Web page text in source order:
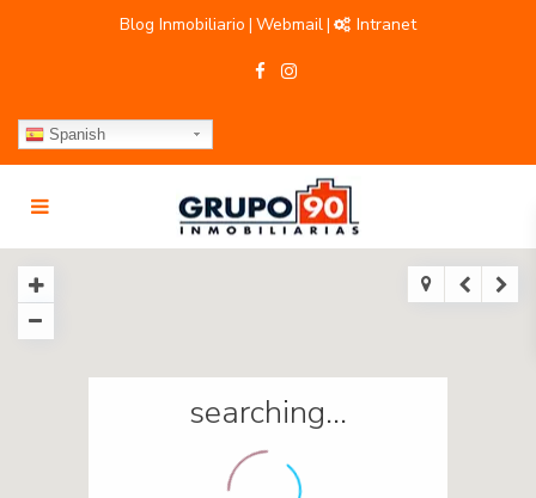
Blog Inmobiliario | Webmail| Intranet
Spanish
searching...